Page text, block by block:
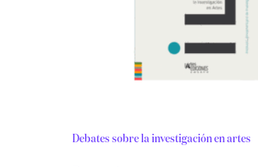
Debates sobre la investigación en artes